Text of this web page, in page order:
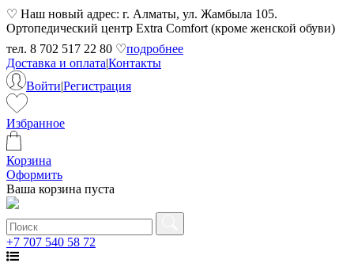
♡ Наш новый адрес: г. Алматы, ул. Жамбыла 105.
Ортопедический центр Extra Comfort (кроме женской обуви)
тел. 8 702 517 22 80 ♡подробнее
Доставка и оплата|Контакты
Войти|Регистрация
Избранное
Корзина
Оформить
Ваша корзина пуста
+7 707 540 58 72